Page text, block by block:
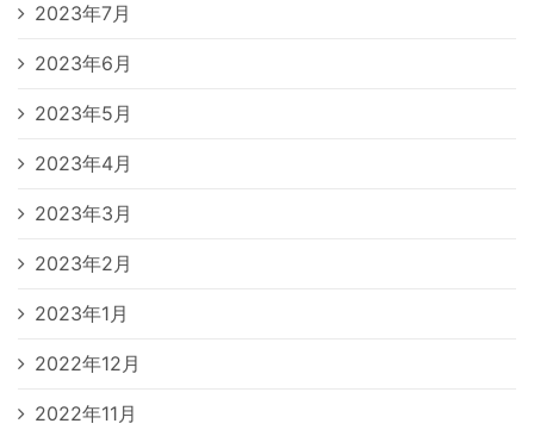
2023年7月
2023年6月
2023年5月
2023年4月
2023年3月
2023年2月
2023年1月
2022年12月
2022年11月